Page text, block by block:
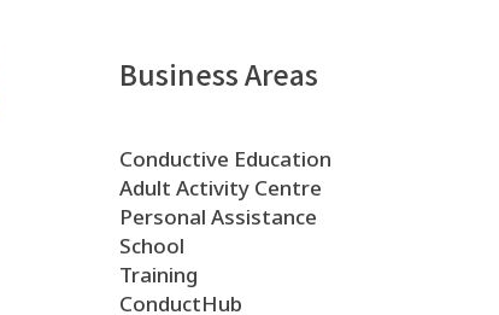
Business Areas
Conductive Education
Adult Activity Centre
Personal Assistance
School
Training
ConductHub